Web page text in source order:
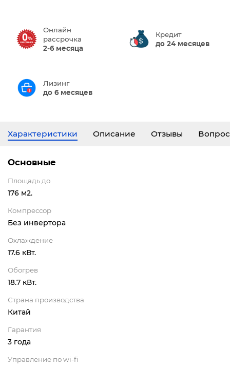
Онлайн
рассрочка
2-6 месяца
Кредит
до 24 месяцев
Лизинг
до 6 месяцев
Характеристики Описание Отзывы
Основные
Площадь до
176 м2.
Компрессор
Без инвертора
Охлаждение
17.6 кВт.
Обогрев
18.7 кВт.
Страна производства
Китай
Гарантия
3 года
Управление по wi-fi